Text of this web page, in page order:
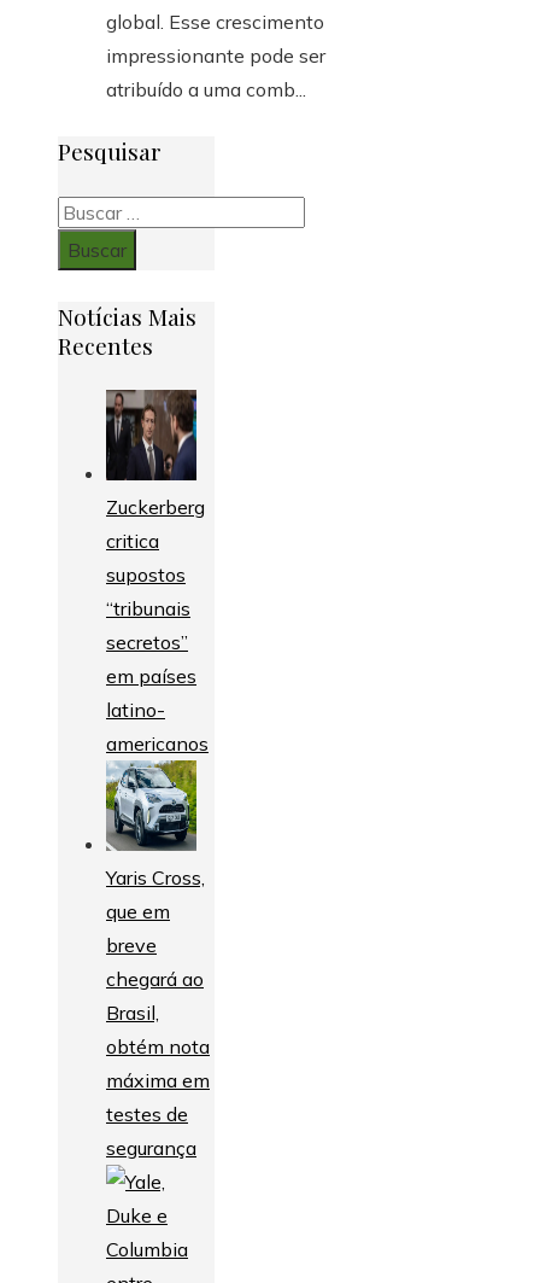
global. Esse crescimento
impressionante pode ser
atribuído a uma comb...
Pesquisar
Buscar:
Notícias Mais
Recentes
Zuckerberg
critica
supostos
“tribunais
secretos”
em países
latino-
americanos
Yaris Cross,
que em
breve
chegará ao
Brasil,
obtém nota
máxima em
testes de
segurança